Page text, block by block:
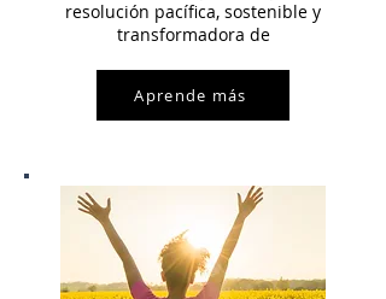
resolución pacífica, sostenible y
transformadora de
Aprende más